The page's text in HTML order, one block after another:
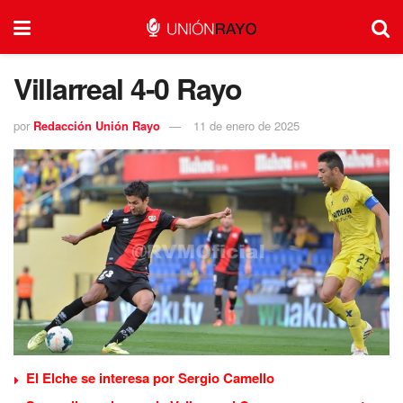
Villarreal 4-0 Rayo
por Redacción Unión Rayo 11 de enero de 2025
El Elche se interesa por Sergio Camello